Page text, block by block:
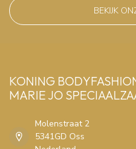
BEKIJK
KONING
MARIE JO
Molenstraat 2
5341GD Oss